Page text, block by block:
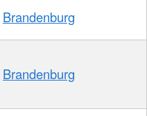
Brandenburg
Brandenburg